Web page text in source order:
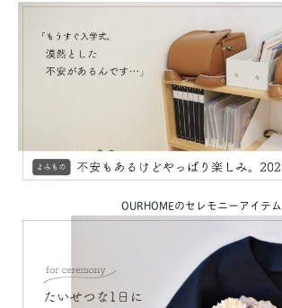
OURHOMEのセレモニーアイテム